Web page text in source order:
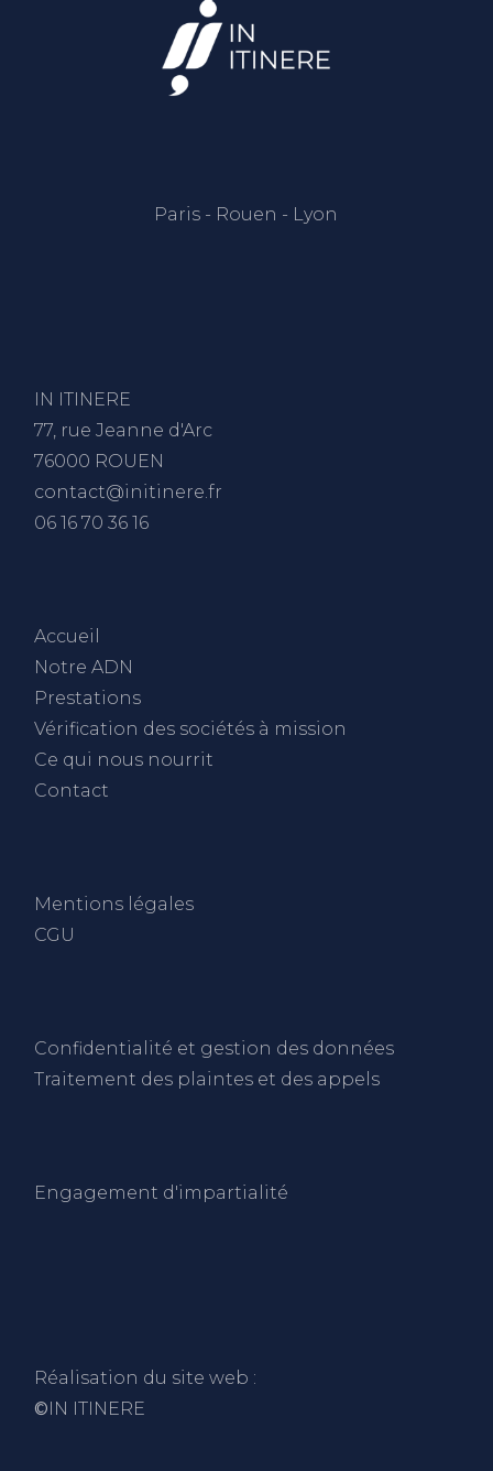
Paris - Rouen - Lyon
IN ITINERE
77, rue Jeanne d'Arc
76000 ROUEN
contact@initinere.fr
06 16 70 36 16
Accueil
Notre ADN
Prestations
Vérification des sociétés à mission
Ce qui nous nourrit
Contact
Mentions légales
CGU
Confidentialité et gestion des données
Traitement des plaintes et des appels
Engagement d'impartialité
Réalisation du site web :
©IN ITINERE